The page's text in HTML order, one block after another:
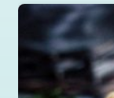
Пельмени,